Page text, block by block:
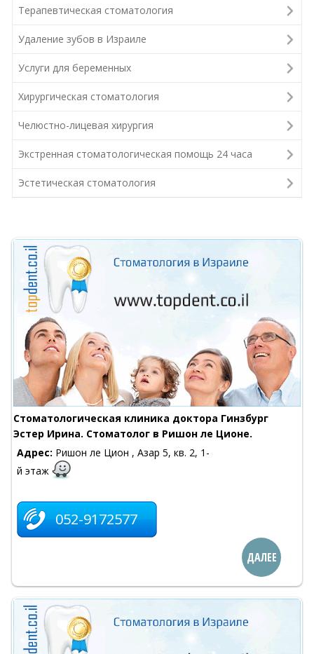
Терапевтическая стоматология
Удаление зубов в Израиле
Услуги для беременных
Хирургическая стоматология
Челюстно-лицевая хирургия
Экстренная стоматологическая помощь 24 часа
Эстетическая стоматология
Стоматологическая клиника доктора Гинзбург
Эстер Ирина. Стоматолог в Ришон ле Ционе.
Адрес: Ришон ле Цион , Азар 5, кв. 2, 1-
й этаж
052-9172577
ДАЛЕЕ